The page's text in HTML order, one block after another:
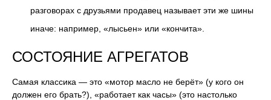
разговорах с друзьями продавец называет эти же шины
иначе: например, «лысьен» или «кончита».
СОСТОЯНИЕ АГРЕГАТОВ
Самая классика — это «мотор масло не берёт» (у кого он
должен его брать?), «работает как часы» (это настолько